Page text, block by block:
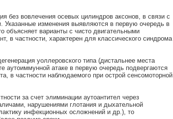
без вовлечения осевых цилиндров аксонов, в связи с
Указанные изменения выявляются в первую очередь в
объясняет варианты с чисто двигательными
в частности, характерен для классического синдрома
уоллеровского типа (дистальнее места
аутоиммунной атаке в первую очередь подвергаются
в частности наблюдаемого при острой сенсомоторной
за счет элиминации аутоантител через
нарушениями глотания и дыхательной
инфекционных осложнений и др.), то